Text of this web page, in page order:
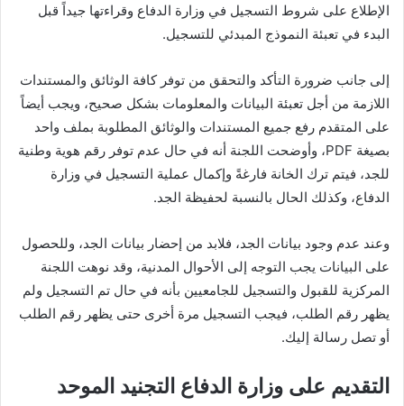
الإطلاع على شروط التسجيل في وزارة الدفاع وقراءتها جيداً قبل
البدء في تعبئة النموذج المبدئي للتسجيل.
إلى جانب ضرورة التأكد والتحقق من توفر كافة الوثائق والمستندات
اللازمة من أجل تعبئة البيانات والمعلومات بشكل صحيح، ويجب أيضاً
على المتقدم رفع جميع المستندات والوثائق المطلوبة بملف واحد
بصيغة PDF، وأوضحت اللجنة أنه في حال عدم توفر رقم هوية وطنية
للجد، فيتم ترك الخانة فارغةً وإكمال عملية التسجيل في وزارة
الدفاع، وكذلك الحال بالنسبة لحفيظة الجد.
وعند عدم وجود بيانات الجد، فلابد من إحضار بيانات الجد، وللحصول
على البيانات يجب التوجه إلى الأحوال المدنية، وقد نوهت اللجنة
المركزية للقبول والتسجيل للجامعيين بأنه في حال تم التسجيل ولم
يظهر رقم الطلب، فيجب التسجيل مرة أخرى حتى يظهر رقم الطلب
أو تصل رسالة إليك.
التقديم على وزارة الدفاع التجنيد الموحد